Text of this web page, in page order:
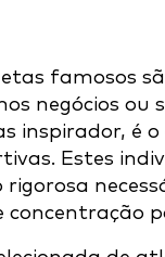
famosos
negócios
inspirador, é
Estes
concentração